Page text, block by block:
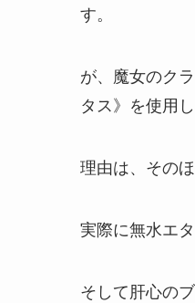
す。
が、魔女のク
タス》を使用し
理由は、その
実際に無水エ
そして肝心の